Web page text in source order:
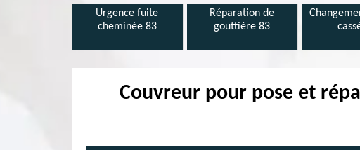
Urgence fuite
cheminée 83
Réparation de
gouttière 83
Couvreur pour pose et